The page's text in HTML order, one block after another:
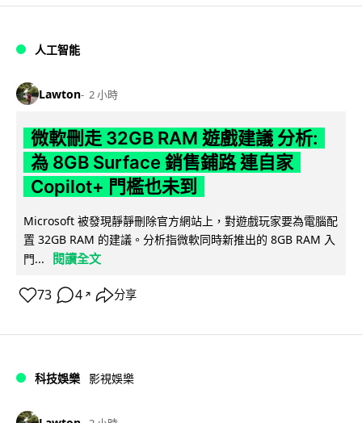
人工智能
Lawton 2 小時
微軟刪走 32GB RAM 遊戲建議 分析:
為 8GB Surface 銷售鋪路 連自家
Copilot+ 門檻也未到
Microsoft 被發現靜靜刪除官方網站上，對遊戲玩家要為電腦配
置 32GB RAM 的建議。分析指微軟同時新推出的 8GB RAM 入
門...
閱讀全文
73 4 ↗ 分享
科技娛樂 影視娛樂